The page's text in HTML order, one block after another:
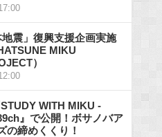
地震」復興支援企画実施
MIKU
）
WITH MIKU -
』で公開！ボサノバア
の締めくくり！